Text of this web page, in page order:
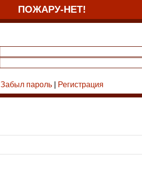
ПОЖАРУ-НЕТ!
Забыл пароль
Регистрация